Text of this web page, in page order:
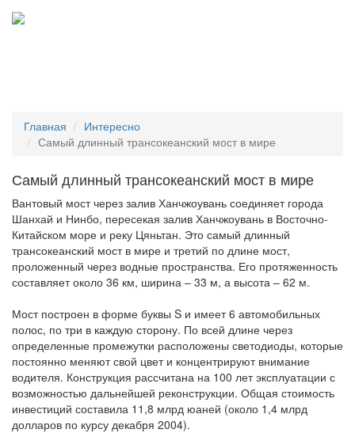
Главная
Интересно
Самый длинный трансокеанский мост в мире
Самый длинный трансокеанский мост в мире
Вантовый мост через залив Ханчжоувань соединяет города
Шанхай и Нинбо, пересекая залив Ханчжоувань в Восточно-
Китайском море и реку Цяньтан. Это самый длинный
трансокеанский мост в мире и третий по длине мост,
проложенный через водные пространства. Его протяженность
составляет около 36 км, ширина – 33 м, а высота – 62 м.
Мост построен в форме буквы S и имеет 6 автомобильных
полос, по три в каждую сторону. По всей длине через
определенные промежутки расположены светодиоды, которые
постоянно меняют свой цвет и концентрируют внимание
водителя. Конструкция рассчитана на 100 лет эксплуатации с
возможностью дальнейшей реконструкции. Общая стоимость
инвестиций составила 11,8 млрд юаней (около 1,4 млрд
долларов по курсу декабря 2004).